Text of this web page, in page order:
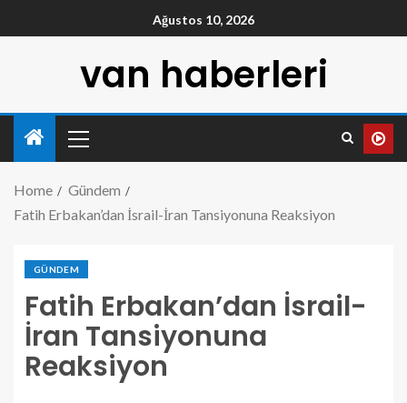
Ağustos 10, 2026
van haberleri
Home
Gündem
Fatih Erbakan’dan İsrail-İran Tansiyonuna Reaksiyon
GÜNDEM
Fatih Erbakan’dan İsrail-
İran Tansiyonuna
Reaksiyon